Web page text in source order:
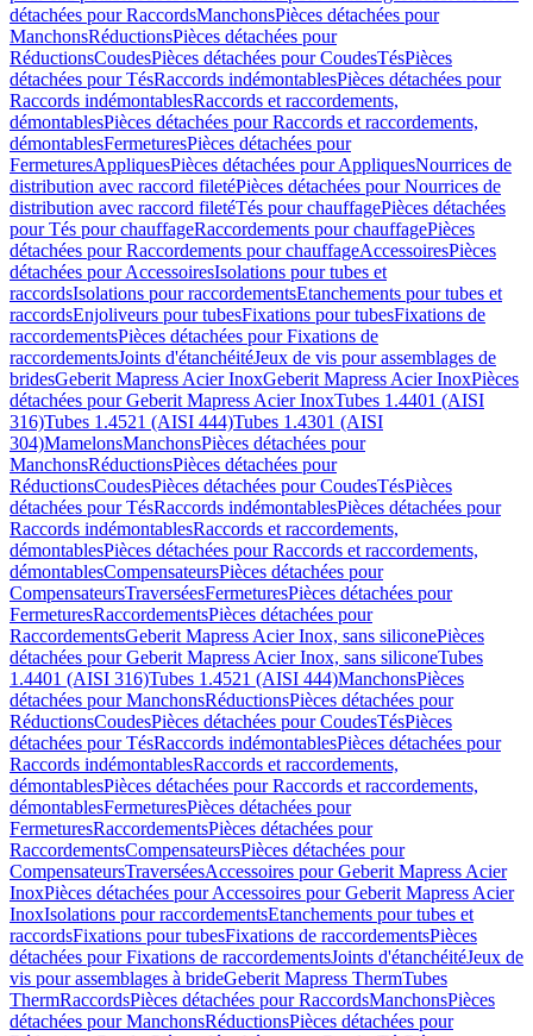
détachées pour RaccordsManchonsPièces détachées pour
ManchonsRéductionsPièces détachées pour
RéductionsCoudesPièces détachées pour CoudesTésPièces
détachées pour TésRaccords indémontablesPièces détachées pour
Raccords indémontablesRaccords et raccordements,
démontablesPièces détachées pour Raccords et raccordements,
démontablesFermeturesPièces détachées pour
FermeturesAppliquesPièces détachées pour AppliquesNourrices de
distribution avec raccord filetéPièces détachées pour Nourrices de
distribution avec raccord filetéTés pour chauffagePièces détachées
pour Tés pour chauffageRaccordements pour chauffagePièces
détachées pour Raccordements pour chauffageAccessoiresPièces
détachées pour AccessoiresIsolations pour tubes et
raccordsIsolations pour raccordementsEtanchements pour tubes et
raccordsEnjoliveurs pour tubesFixations pour tubesFixations de
raccordementsPièces détachées pour Fixations de
raccordementsJoints d'étanchéitéJeux de vis pour assemblages de
bridesGeberit Mapress Acier InoxGeberit Mapress Acier InoxPièces
détachées pour Geberit Mapress Acier InoxTubes 1.4401 (AISI
316)Tubes 1.4521 (AISI 444)Tubes 1.4301 (AISI
304)MamelonsManchonsPièces détachées pour
ManchonsRéductionsPièces détachées pour
RéductionsCoudesPièces détachées pour CoudesTésPièces
détachées pour TésRaccords indémontablesPièces détachées pour
Raccords indémontablesRaccords et raccordements,
démontablesPièces détachées pour Raccords et raccordements,
démontablesCompensateursPièces détachées pour
CompensateursTraverséesFermeturesPièces détachées pour
FermeturesRaccordementsPièces détachées pour
RaccordementsGeberit Mapress Acier Inox, sans siliconePièces
détachées pour Geberit Mapress Acier Inox, sans siliconeTubes
1.4401 (AISI 316)Tubes 1.4521 (AISI 444)ManchonsPièces
détachées pour ManchonsRéductionsPièces détachées pour
RéductionsCoudesPièces détachées pour CoudesTésPièces
détachées pour TésRaccords indémontablesPièces détachées pour
Raccords indémontablesRaccords et raccordements,
démontablesPièces détachées pour Raccords et raccordements,
démontablesFermeturesPièces détachées pour
FermeturesRaccordementsPièces détachées pour
RaccordementsCompensateursPièces détachées pour
CompensateursTraverséesAccessoires pour Geberit Mapress Acier
InoxPièces détachées pour Accessoires pour Geberit Mapress Acier
InoxIsolations pour raccordementsEtanchements pour tubes et
raccordsFixations pour tubesFixations de raccordementsPièces
détachées pour Fixations de raccordementsJoints d'étanchéitéJeux de
vis pour assemblages à brideGeberit Mapress ThermTubes
ThermRaccordsPièces détachées pour RaccordsManchonsPièces
détachées pour ManchonsRéductionsPièces détachées pour